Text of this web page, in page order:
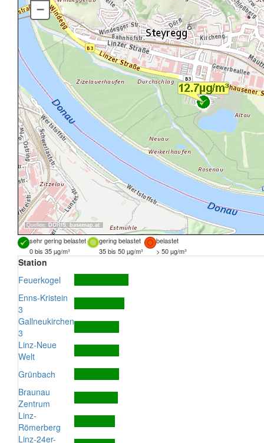
Quellen: DORIS, basemap.at
–
sehr gering belastet gering belastet
belastet
0 bis 35 µg/m³
35 bis 50 µg/m³ > 50 µg/m³
Station
Feuerkogel
Enns-Kristein
3
Gallneukirchen
3
Linz-Neue
Welt
Grünbach
Braunau
Zentrum
Linz-
Römerberg
Linz-24er-